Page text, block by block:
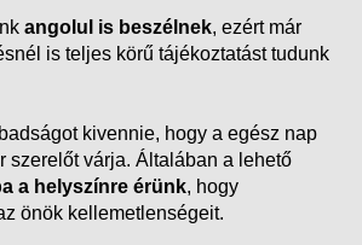
angolul is beszélnek, ezért már
is teljes körű tájékoztatást tudunk
kivennie, hogy a egész nap
szerelőt várja. Általában a lehető
a helyszínre érünk, hogy
önök kellemetlenségeit.